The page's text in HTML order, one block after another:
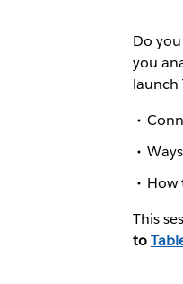
Do
you
launch
How
This
to